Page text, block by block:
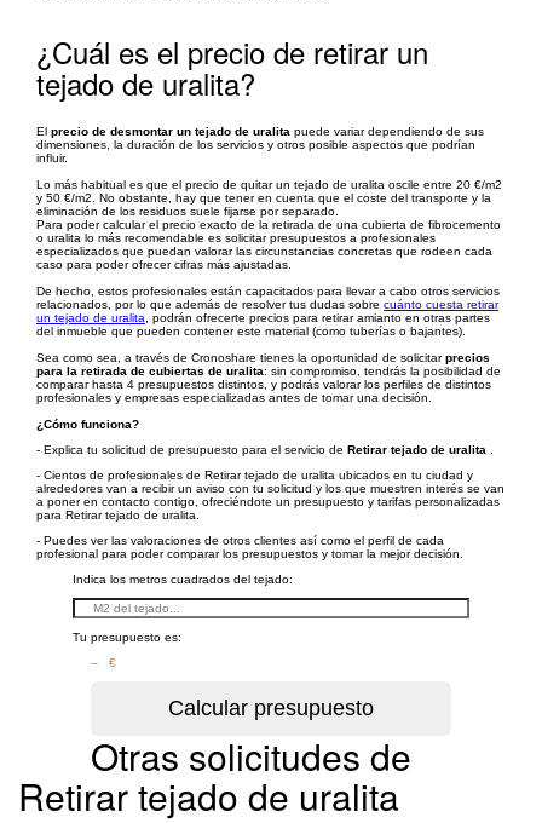
¿Cuál es el precio de retirar un
tejado de uralita?
El precio de desmontar un tejado de uralita puede variar dependiendo de sus
dimensiones, la duración de los servicios y otros posible aspectos que podrían
influir.
Lo más habitual es que el precio de quitar un tejado de uralita oscile entre 20 €/m2
y 50 €/m2. No obstante, hay que tener en cuenta que el coste del transporte y la
eliminación de los residuos suele fijarse por separado.
Para poder calcular el precio exacto de la retirada de una cubierta de fibrocemento
o uralita lo más recomendable es solicitar presupuestos a profesionales
especializados que puedan valorar las circunstancias concretas que rodeen cada
caso para poder ofrecer cifras más ajustadas.
De hecho, estos profesionales están capacitados para llevar a cabo otros servicios
relacionados, por lo que además de resolver tus dudas sobre cuánto cuesta retirar
un tejado de uralita , podrán ofrecerte precios para retirar amianto en otras partes
del inmueble que pueden contener este material (como tuberías o bajantes).
Sea como sea, a través de Cronoshare tienes la oportunidad de solicitarprecios
para la retirada de cubiertas de uralita: sin compromiso, tendrás la posibilidad de
comparar hasta 4 presupuestos distintos, y podrás valorar los perfiles de distintos
profesionales y empresas especializadas antes de tomar una decisión.
¿Cómo funciona?
- Explica tu solicitud de presupuesto para el servicio de Retirar tejado de uralita
- Cientos de profesionales de Retirar tejado de uralita ubicados en tu ciudad y
alrededores van a recibir un aviso con tu solicitud y los que muestren interés se van
a poner en contacto contigo, ofreciéndote un presupuesto y tarifas personalizadas
para Retirar tejado de uralita.
- Puedes ver las valoraciones de otros clientes así como el perfil de cada
profesional para poder comparar los presupuestos y tomar la mejor decisión.
Indica los metros cuadrados del tejado:
Tu presupuesto es:
– €
Otras solicitudes de
Retirar tejado de uralita